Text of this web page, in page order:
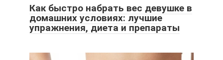
Как быстро набрать вес девушке в
домашних условиях: лучшие
упражнения, диета и препараты